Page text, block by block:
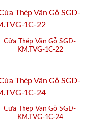
Cửa Thép Vân Gỗ SGD-
KM.TVG-1C-22
Cửa Thép Vân Gỗ SGD-
KM.TVG-1C-24